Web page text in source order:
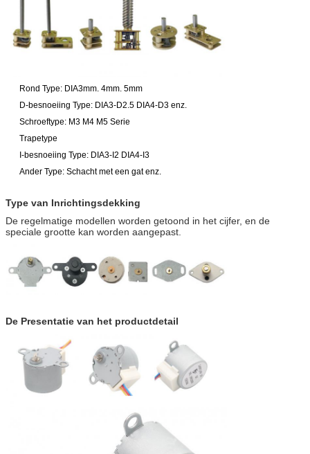
Rond Type: DIA3mm. 4mm. 5mm
D-besnoeiing Type: DIA3-D2.5 DIA4-D3 enz.
Schroeftype: M3 M4 M5 Serie
Trapetype
I-besnoeiing Type: DIA3-I2 DIA4-I3
Ander Type: Schacht met een gat enz.
Type van Inrichtingsdekking
De regelmatige modellen worden getoond in het cijfer, en de
speciale grootte kan worden aangepast.
De Presentatie van het productdetail